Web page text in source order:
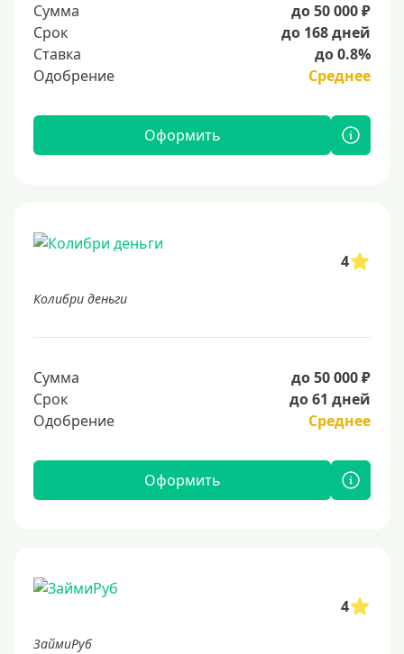
Сумма
до 50 000 ₽
Срок
до 168 дней
Ставка
до 0.8%
Одобрение
Среднее
Оформить
4
Колибри деньги
Сумма
до 50 000 ₽
Срок
до 61 дней
Одобрение
Среднее
Оформить
4
ЗаймиРуб